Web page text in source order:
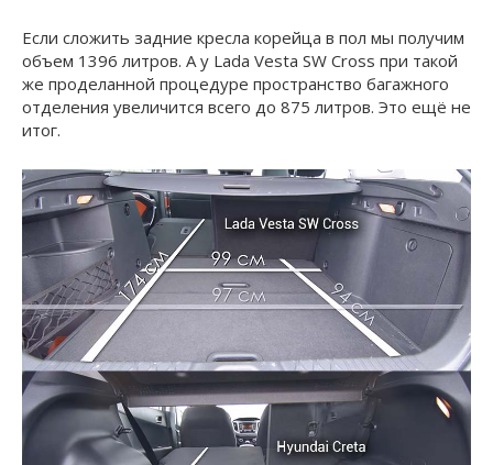
Если сложить задние кресла корейца в пол мы получим
объем 1396 литров. А у Lada Vesta SW Cross при такой
же проделанной процедуре пространство багажного
отделения увеличится всего до 875 литров. Это ещё не
итог.